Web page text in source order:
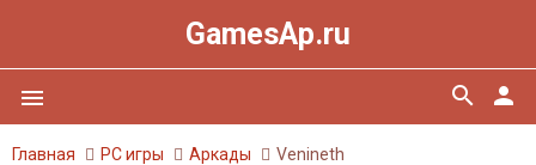
GamesAp.ru
menu person
search
Главная PC игры Аркады Venineth